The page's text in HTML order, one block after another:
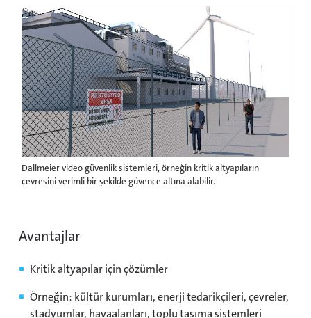
Dallmeier video güvenlik sistemleri, örneğin kritik altyapıların
çevresini verimli bir şekilde güvence altına alabilir.
Avantajlar
Kritik altyapılar için çözümler
Örneğin: kültür kurumları, enerji tedarikçileri, çevreler,
stadyumlar, havaalanları, toplu taşıma sistemleri